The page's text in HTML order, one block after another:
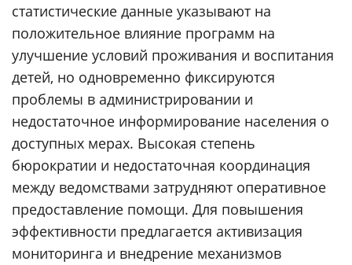
статистические данные указывают на
положительное влияние программ на
улучшение условий проживания и воспитания
детей, но одновременно фиксируются
проблемы в администрировании и
недостаточное информирование населения о
доступных мерах. Высокая степень
бюрократии и недостаточная координация
между ведомствами затрудняют оперативное
предоставление помощи. Для повышения
эффективности предлагается активизация
мониторинга и внедрение механизмов